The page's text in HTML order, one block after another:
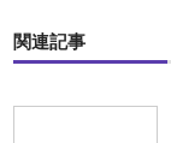
関連記事